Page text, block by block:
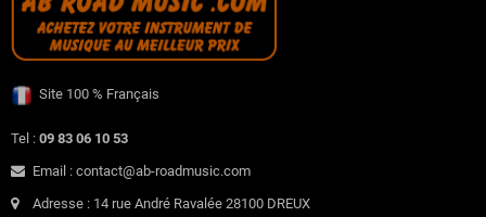
Site 100 % Français
Tel : 09 83 06 10 53
Email : contact@ab-roadmusic.com
Adresse : 14 rue André Ravalée 28100 DREUX